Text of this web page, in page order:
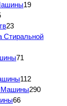
19
23
Стиральной
71
112
Машины290
66